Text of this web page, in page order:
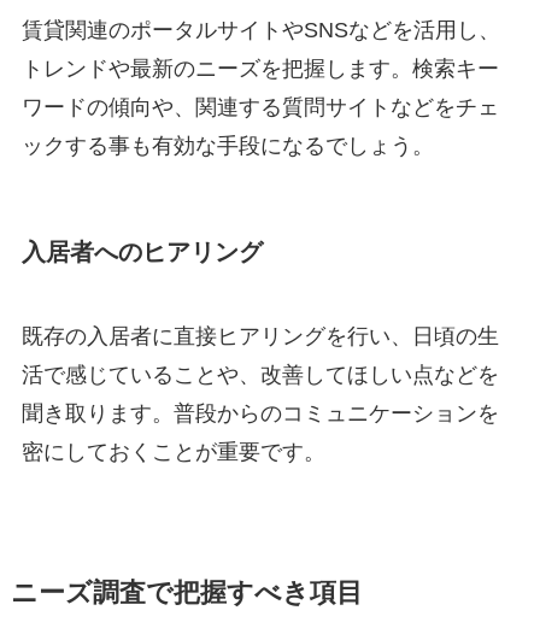
賃貸関連のポータルサイトやSNSなどを活用し、
トレンドや最新のニーズを把握します。検索キー
ワードの傾向や、関連する質問サイトなどをチェ
ックする事も有効な手段になるでしょう。
入居者へのヒアリング
既存の入居者に直接ヒアリングを行い、日頃の生
活で感じていることや、改善してほしい点などを
聞き取ります。普段からのコミュニケーションを
密にしておくことが重要です。
ニーズ調査で把握すべき項目